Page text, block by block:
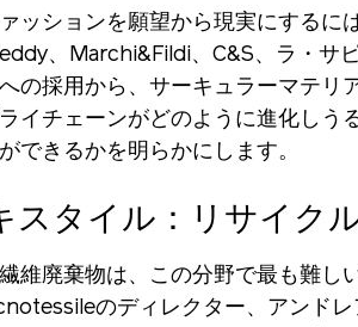
ッションを願望から現実にする
、Marchi&Fildi、C&S、ラ・サ
の採用から、サーキュラーマテリ
イチェーンがどのように進化し
できるかを明らかにします。
スタイル：リサイク
維廃棄物は、この分野で最も難し
のディレクター、アンド